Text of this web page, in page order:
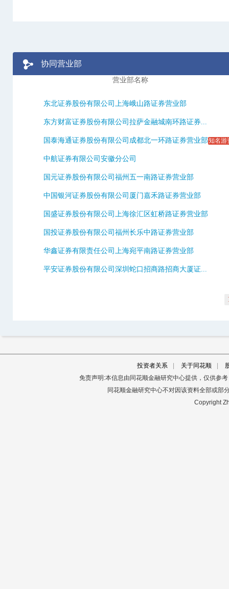
协同营业部
营业部名称
东北证券股份有限公司上海峨山路证券营业部
东方财富证券股份有限公司拉萨金融城南环路证券...
国泰海通证券股份有限公司成都北一环路证券营业部知名游
中航证券有限公司安徽分公司
国元证券股份有限公司福州五一南路证券营业部
中国银河证券股份有限公司厦门嘉禾路证券营业部
国盛证券股份有限公司上海徐汇区虹桥路证券营业部
国投证券股份有限公司福州长乐中路证券营业部
华鑫证券有限责任公司上海宛平南路证券营业部
平安证券股份有限公司深圳蛇口招商路招商大厦证...
投资者关系 关于同花顺
免责声明:本信息由同花顺金融研究中心提供，仅供参
同花顺金融研究中心不对因该资料全部或部
Copyright